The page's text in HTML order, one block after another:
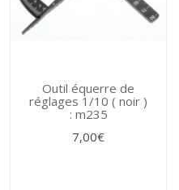
Outil équerre de
réglages 1/10 ( noir )
: m235
7,00€